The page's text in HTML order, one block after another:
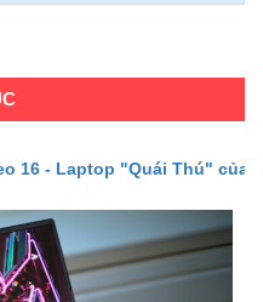
16 - Laptop "Quái Thú" của